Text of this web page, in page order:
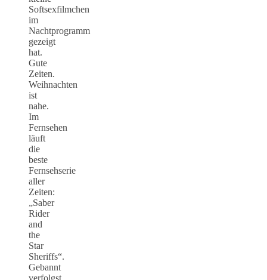
Softsexfilmchen
im
Nachtprogramm
gezeigt
hat.
Gute
Zeiten.
Weihnachten
ist
nahe.
Im
Fernsehen
läuft
die
beste
Fernsehserie
aller
Zeiten:
„Saber
Rider
and
the
Star
Sheriffs“.
Gebannt
verfolgst